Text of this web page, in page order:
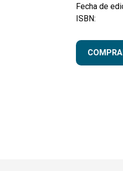
Fecha de
ISBN: